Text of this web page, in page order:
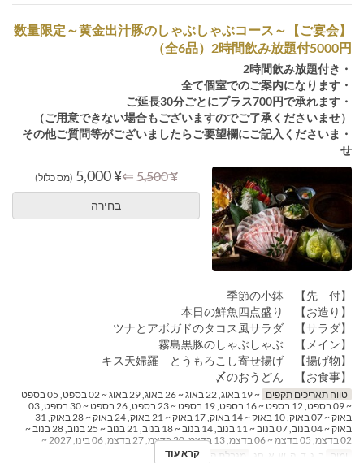
【ご宴会】～数量限定～黄金出汁豚のしゃぶしゃぶコース
（全6品）2時間飲み放題付5000円
・2時間飲み放題付き
・全て個室でのご案内になります
・ご延長30分ごとにプラス700円で承れます
（ご用意できない場合もございますのでご了承くださいませ）
・その他ご質問等がございましたらご要望欄にご記入くださいま
せ
¥ 5,500
⇐
¥ 5,000 (מס כלול)
בחירה
【先 付】 季節の小鉢
【お造り】 本日の鮮魚四点盛り
【サラダ】 ツナとアボガドのタコス風サラダ
【メイン】 霧島黒豚のしゃぶしゃぶ
【揚げ物】 キス天婦羅 とうもろこし寄せ揚げ
【お食事】 〆のおうどん
טווח תאריכים תקפים
~ 19 באוג, 22 באוג ~ 26 באוג, 29 באוג ~ 02 בספט, 05 בספט
~ 09 בספט, 12 בספט ~ 16 בספט, 19 בספט ~ 23 בספט, 26 בספט ~ 30 בספט, 03
באוק ~ 07 באוק, 10 באוק ~ 14 באוק, 17 באוק ~ 21 באוק, 24 באוק ~ 28 באוק, 31
באוק ~ 04 בנוב, 07 בנוב ~ 11 בנוב, 14 בנוב ~ 18 בנוב, 21 בנוב ~ 25 בנוב, 28 בנוב ~
02 בדצמ, 05 בדצמ ~ 06 בדצמ, 13 בדצמ, 20 בדצמ, 27 בדצמ, 06 בינו, 2027 ~
ימים
ב, ג, ד, ה, ש, א, חג מגבלת הזמנה 2 ~ 20
קרא עוד